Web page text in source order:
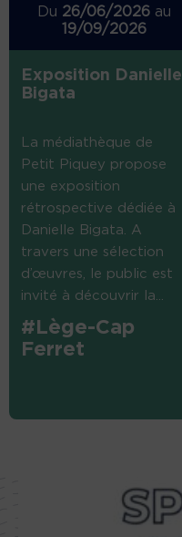
Du 26/06/2026 au
19/09/2026
Exposition Danielle
Bigata
La médiathèque de
Petit Piquey propose
une exposition
rétrospective dédiée à
Danielle Bigata. A
travers une sélection
d’œuvres, le public est
invité à découvrir la...
#Lège-Cap
Ferret